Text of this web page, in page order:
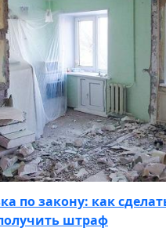
по закону: как
штраф